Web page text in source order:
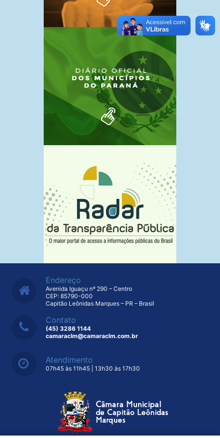
Endereço
Avenida Iguaçu nº 290 – Centro
CEP: 85790-000
Capitão Leônidas Marques – PR – Brasil
Contato
(45) 3286 1144
camaraclm@camaraclm.com.br
Atendimento
07h45 às 11h45 | 13h30 às 17h30